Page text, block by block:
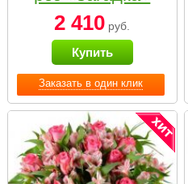
Заказать в один клик
2 410 руб.
Купить